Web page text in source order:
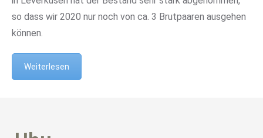
so dass wir 2020 nur noch von ca. 3 Brutpaaren ausgehen
können.
Weiterlesen